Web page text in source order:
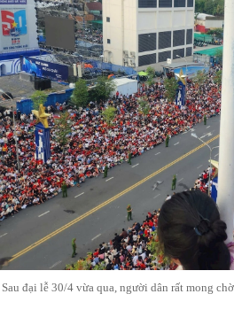
Sau đại lễ 30/4 vừa qua, người dân rất mong